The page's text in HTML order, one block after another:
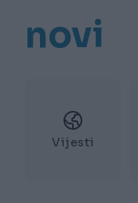
novi
Vijesti